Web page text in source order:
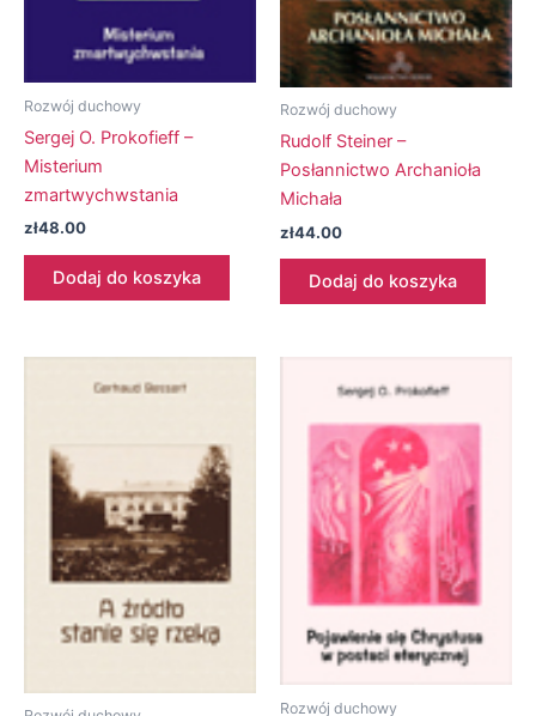
Rozwój duchowy
Sergej O. Prokofieff –
Misterium
zmartwychwstania
zł48.00
Dodaj do koszyka
Rozwój duchowy
Rudolf Steiner –
Posłannictwo Archanioła
Michała
zł44.00
Dodaj do koszyka
Rozwój duchowy